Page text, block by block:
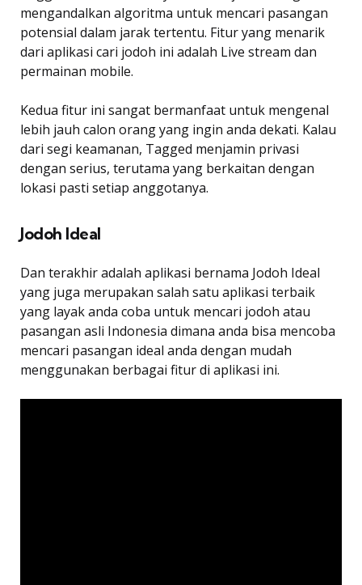
mengandalkan algoritma untuk mencari pasangan
potensial dalam jarak tertentu. Fitur yang menarik
dari aplikasi cari jodoh ini adalah Live stream dan
permainan mobile.
Kedua fitur ini sangat bermanfaat untuk mengenal
lebih jauh calon orang yang ingin anda dekati. Kalau
dari segi keamanan, Tagged menjamin privasi
dengan serius, terutama yang berkaitan dengan
lokasi pasti setiap anggotanya.
Jodoh Ideal
Dan terakhir adalah aplikasi bernama Jodoh Ideal
yang juga merupakan salah satu aplikasi terbaik
yang layak anda coba untuk mencari jodoh atau
pasangan asli Indonesia dimana anda bisa mencoba
mencari pasangan ideal anda dengan mudah
menggunakan berbagai fitur di aplikasi ini.